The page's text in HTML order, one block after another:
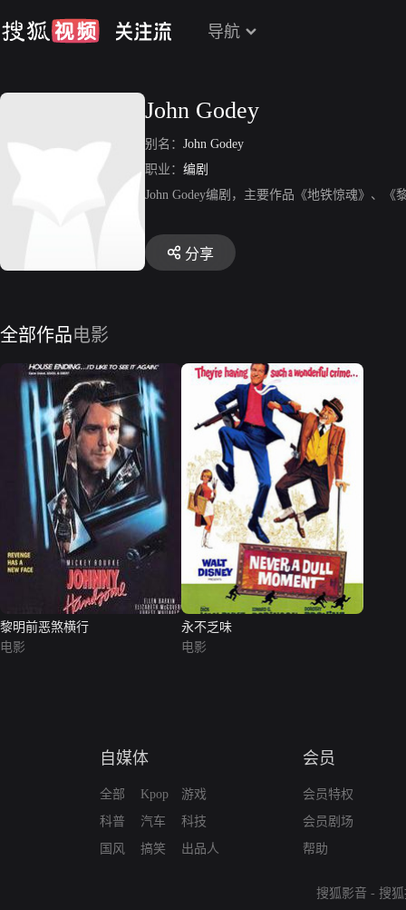
导航
John Godey
别名： John Godey
职业： 编剧
John Godey编剧，主要作品《地铁惊魂》、
分享
全部作品电影
黎明前恶煞横行
电影
永不乏味
电影
自媒体
全部
科普
国风
Kpop
汽车
搞笑
游戏
科技
出品人
会员
会员特权
会员剧场
帮助
搜狐影音 - 搜